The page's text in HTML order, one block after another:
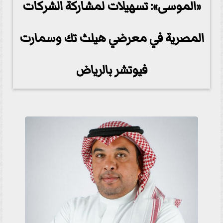
«الموسى»: تسهيلات لمشاركة الشركات
المصرية في معرضي هيلث تك وسمارت
فيوتشر بالرياض